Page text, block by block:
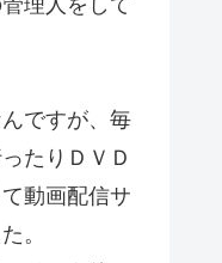
ですが、毎
たりＤＶＤ
動画配信サ
。